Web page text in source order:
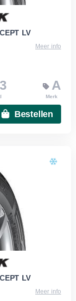
LV
Meer info
A
Merk
Bestellen
LV
Meer info